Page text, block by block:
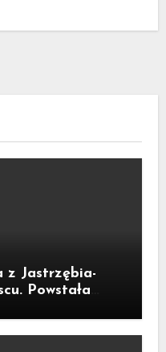
z Jastrzębia-
Powstała